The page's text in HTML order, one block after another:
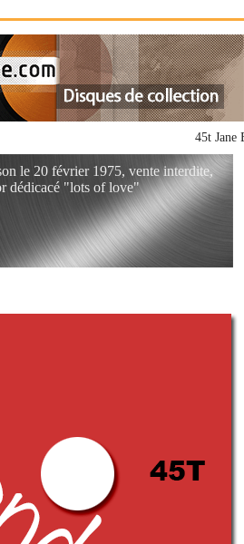
45t Jane
le 20 février 1975, vente interdite,
dédicacé "lots of love"